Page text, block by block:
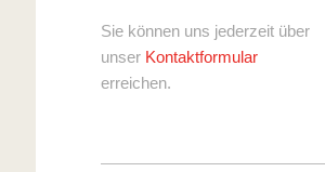
Sie können uns jederzeit über
unser Kontaktformular
erreichen.